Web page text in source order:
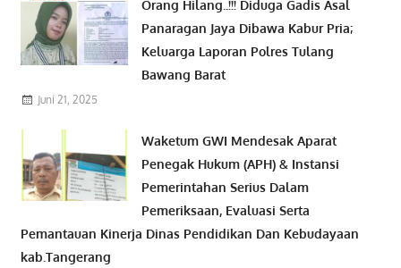
Orang Hilang..!!! Diduga Gadis Asal
Panaragan Jaya Dibawa Kabur Pria;
Keluarga Laporan Polres Tulang
Bawang Barat
Juni 21, 2025
Waketum GWI Mendesak Aparat
Penegak Hukum (APH) & Instansi
Pemerintahan Serius Dalam
Pemeriksaan, Evaluasi Serta
Pemantauan Kinerja Dinas Pendidikan Dan Kebudayaan
kab.Tangerang